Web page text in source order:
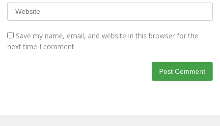
Save my name, email, and website in this browser for the
next time I comment.